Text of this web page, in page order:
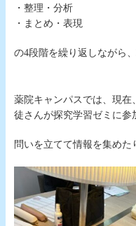
・整理・分析
・まとめ・表現
の4段階を繰り返しながら
薬院キャンパスでは、現在
徒さんが探究学習ゼミに
問いを立てて情報を集め